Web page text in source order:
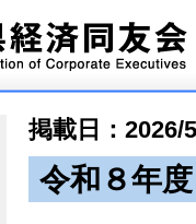
掲載日：2026/
令和８年